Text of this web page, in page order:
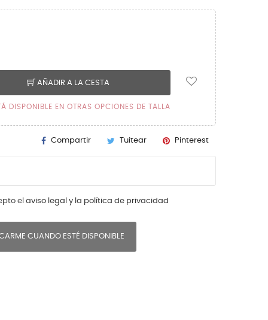
AÑADIR A LA CESTA
DISPONIBLE EN OTRAS OPCIONES DE TALLA
Compartir Tuitear Pinterest
el aviso legal y la política de privacidad
CUANDO ESTÉ DISPONIBLE